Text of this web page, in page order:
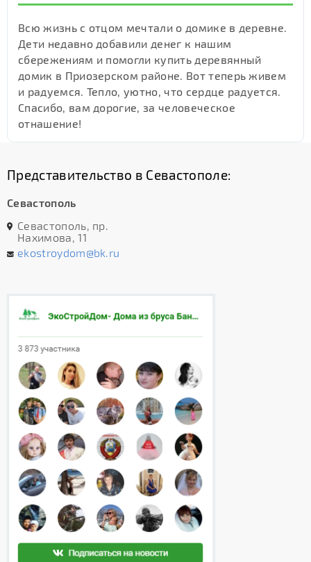
Всю жизнь с отцом мечтали о домике в деревне.
Дети недавно добавили денег к нашим
сбережениям и помогли купить деревянный
домик в Приозерском районе. Вот теперь живем
и радуемся. Тепло, уютно, что сердце радуется.
Спасибо, вам дорогие, за человеческое
отнашение!
Представительство в Севастополе:
Севастополь
Севастополь, пр.
Нахимова, 11
ekostroydom@bk.ru